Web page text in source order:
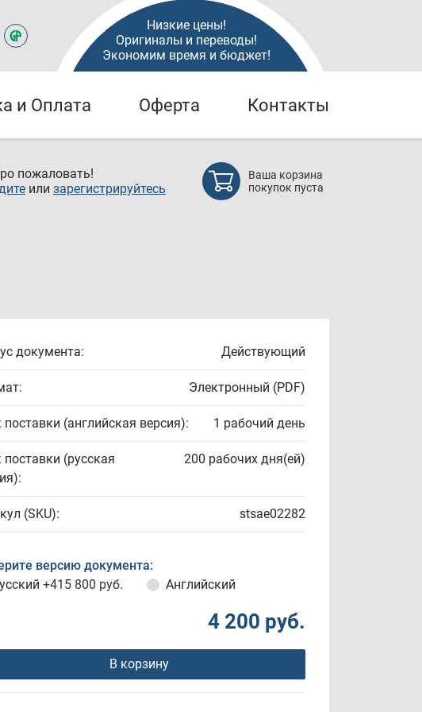
Низкие цены!
Оригиналы и переводы!
Экономим время и бюджет!
и Оплата Оферта Контакты
пожаловать!
или зарегистрируйтесь
Ваша корзина
покупок пуста
документа: Действующий
Электронный (PDF)
поставки (английская версия): 1 рабочий день
поставки (русская
200 рабочих дня(ей)
(SKU): stsae02282
версию документа:
+415 800 руб. Английский
4 200 руб.
В корзину